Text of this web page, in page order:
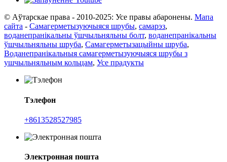
© Аўтарскае права - 2010-2025: Усе правы абаронены. Мапа
сайта - Самагерметызуючыяся шрубы, самарэз,
воданепранікальны ўшчыльняльны болт, воданепранікальны
ўшчыльняльны шруба, Самагерметызацыйны шруба,
Воданепранікальныя самагерметызуючыяся шрубы з
ушчыльняльным кольцам, Усе прадукты
Тэлефон
+8613528527985
Электронная пошта